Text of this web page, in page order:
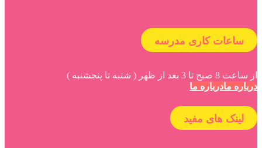
ساعات کاری مدرسه
از ساعت 8 صبح تا 3 بعد از ظهر ( شنبه تا پنجشنبه )
درباره مادرباره ما
لینک های مفید